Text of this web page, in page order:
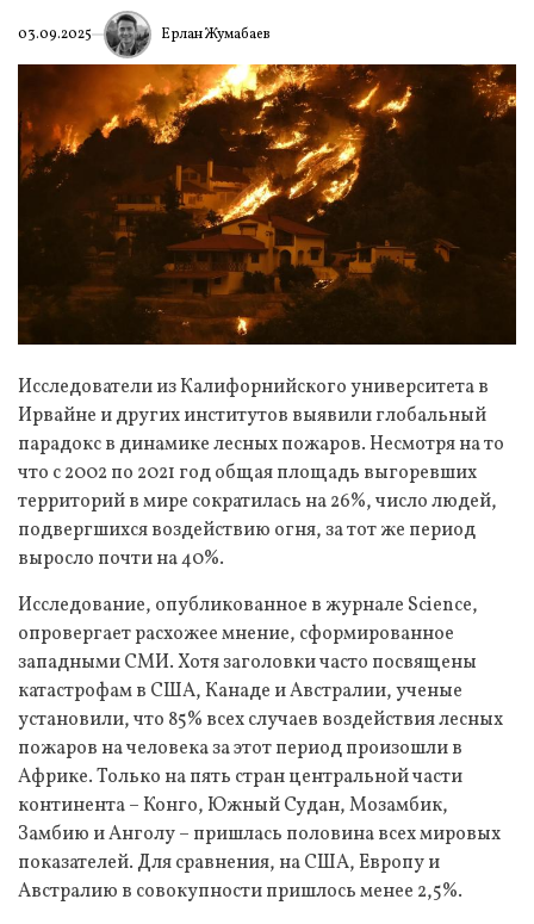
03.09.2025 Ерлан Жумабаев
Исследователи из Калифорнийского университета в
Ирвайне и других институтов выявили глобальный
парадокс в динамике лесных пожаров. Несмотря на то
что с 2002 по 2021 год общая площадь выгоревших
территорий в мире сократилась на 26%, число людей,
подвергшихся воздействию огня, за тот же период
выросло почти на 40%.
Исследование, опубликованное в журнале Science,
опровергает расхожее мнение, сформированное
западными СМИ. Хотя заголовки часто посвящены
катастрофам в США, Канаде и Австралии, ученые
установили, что 85% всех случаев воздействия лесных
пожаров на человека за этот период произошли в
Африке. Только на пять стран центральной части
континента – Конго, Южный Судан, Мозамбик,
Замбию и Анголу – пришлась половина всех мировых
показателей. Для сравнения, на США, Европу и
Австралию в совокупности пришлось менее 2,5%.